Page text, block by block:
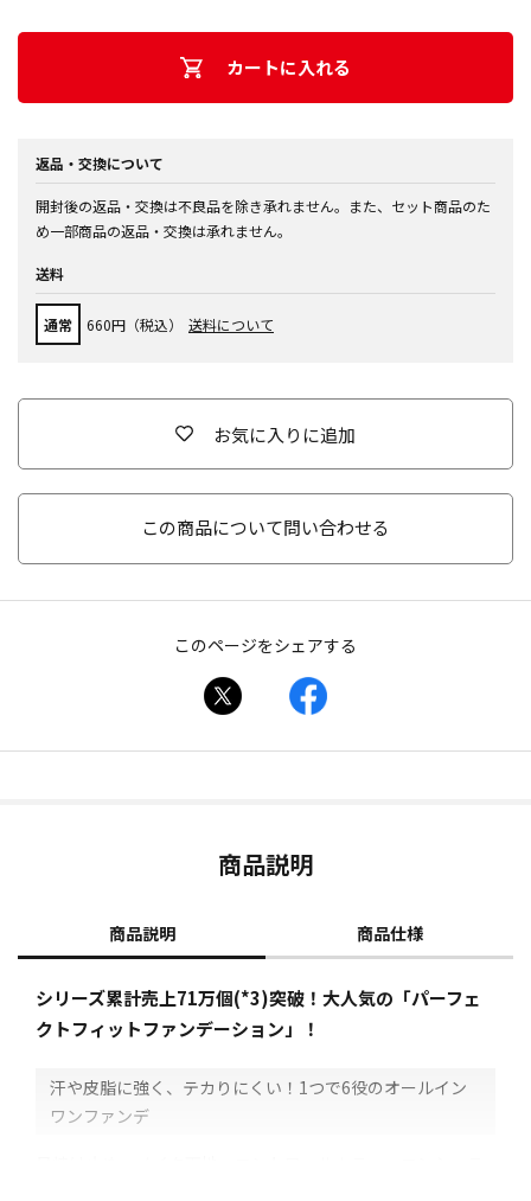
カートに入れる
返品・交換について
開封後の返品・交換は不良品を除き承れません。また、セット商品のた
め一部商品の返品・交換は承れません。
送料
通常 660円（税込） 送料について
お気に入りに追加
この商品について問い合わせる
このページをシェアする
商品説明
商品説明 商品仕様
シリーズ累計売上71万個(*3)突破！大人気の「パーフェ
クトフィットファンデーション」！
汗や皮脂に強く、テカりにくい！1つで6役のオールイン
ワンファンデ